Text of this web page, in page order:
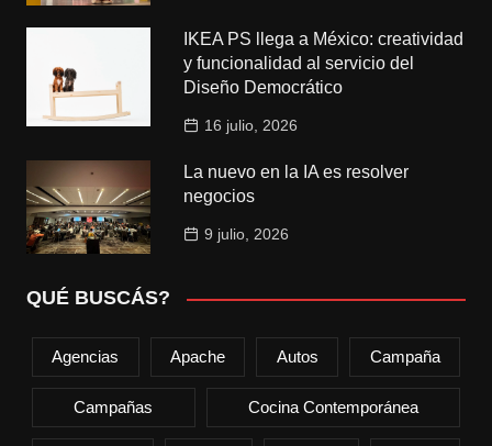
IKEA PS llega a México: creatividad
y funcionalidad al servicio del
Diseño Democrático
16 julio, 2026
La nuevo en la IA es resolver
negocios
9 julio, 2026
QUÉ BUSCÁS?
Agencias Apache Autos Campaña
Campañas Cocina Contemporánea